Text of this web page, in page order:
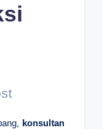
konsultan